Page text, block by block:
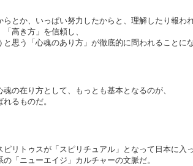
らとか、いっぱい努力したからと、理解したり報わ
高き方」を信頼し、
と思う「心魂のあり方」が徹底的に問われることにな
魂の在り方として、もっとも基本となるのが、
るものだ。
ピリトゥスが「スピリチュアル」となって日本に入
の「ニューエイジ」カルチャーの文脈だ。